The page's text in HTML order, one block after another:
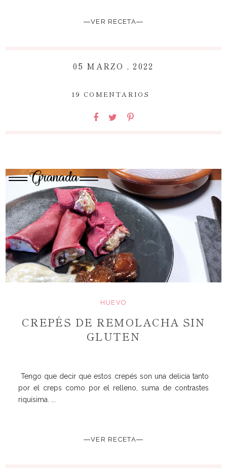
―VER RECETA―
05 MARZO , 2022
19 COMENTARIOS
HUEVO
CREPÉS DE REMOLACHA SIN
GLUTEN
Tengo que decir que estos crepés son una delicia tanto
por el creps como por el relleno, suma de contrastes
riquísima. ...
―VER RECETA―